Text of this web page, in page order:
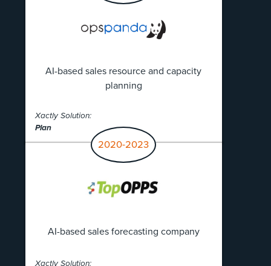
AI-based sales resource and capacity
planning
Xactly Solution:
Plan
2020-2023
AI-based sales forecasting company
Xactly Solution: